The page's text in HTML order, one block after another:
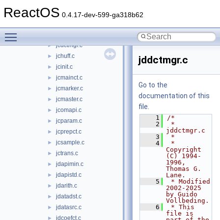
ReactOS 0.4.17-dev-599-ga318b62
► jcarith.c
► jcdctmgr.c
► jchuff.c
► jcinit.c
► jcmainct.c
► jcmarker.c
► jcmaster.c
► jcomapi.c
► jcparam.c
► jcprepct.c
► jcsample.c
► jctrans.c
► jdapimin.c
► jdapistd.c
► jdarith.c
► jdatadst.c
► jdatasrc.c
► jdcoefct.c
jddctmgr.c
Go to the
documentation of this
file.
    1
/*
    2
*
jddctmgr.c
    3
*
    4
*
Copyright
(C) 1994-
1996,
Thomas G.
Lane.
    5
* Modified
2002-2025
by Guido
Vollbeding.
    6
* This
file is